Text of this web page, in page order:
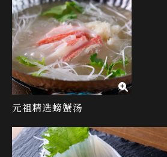
元祖精选螃蟹汤